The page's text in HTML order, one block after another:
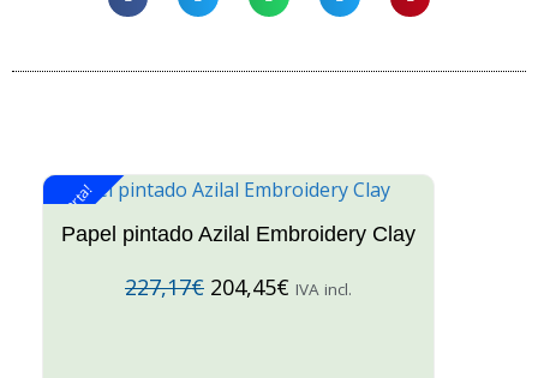
¡Oferta!
Papel pintado Azilal Embroidery Clay
227,17€ 204,45€ IVA incl.